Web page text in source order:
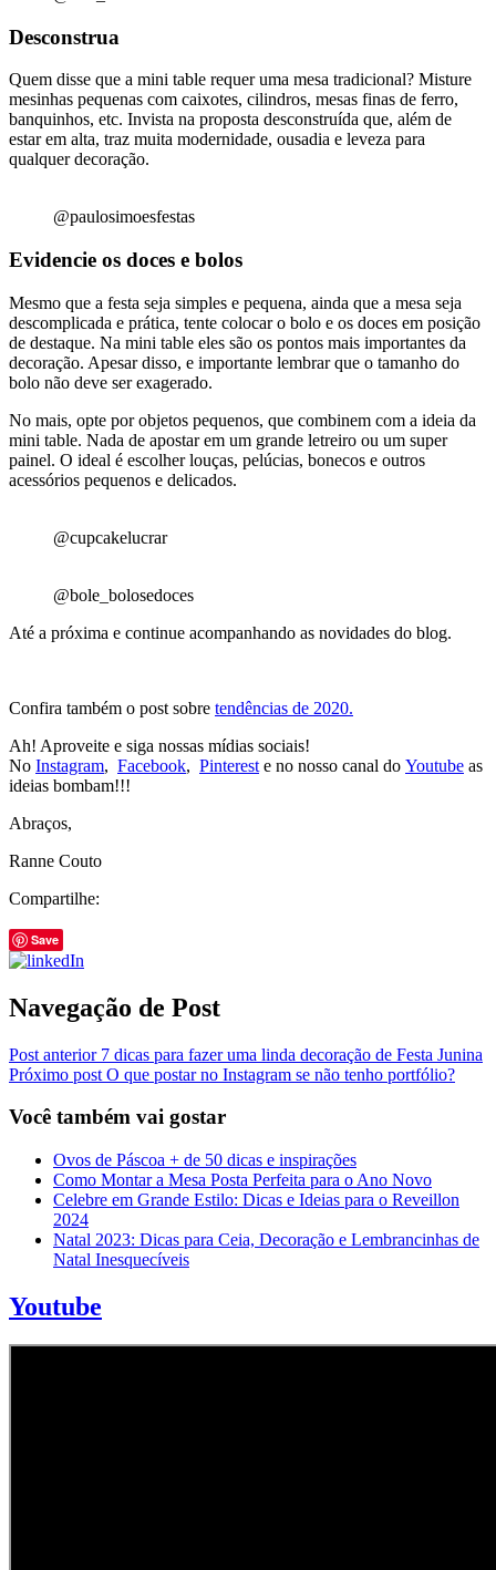
Desconstrua
Quem disse que a mini table requer uma mesa tradicional? Misture
mesinhas pequenas com caixotes, cilindros, mesas finas de ferro,
banquinhos, etc. Invista na proposta desconstruída que, além de
estar em alta, traz muita modernidade, ousadia e leveza para
qualquer decoração.
@paulosimoesfestas
Evidencie os doces e bolos
Mesmo que a festa seja simples e pequena, ainda que a mesa seja
descomplicada e prática, tente colocar o bolo e os doces em posição
de destaque. Na mini table eles são os pontos mais importantes da
decoração. Apesar disso, e importante lembrar que o tamanho do
bolo não deve ser exagerado.
No mais, opte por objetos pequenos, que combinem com a ideia da
mini table. Nada de apostar em um grande letreiro ou um super
painel. O ideal é escolher louças, pelúcias, bonecos e outros
acessórios pequenos e delicados.
@cupcakelucrar
@bole_bolosedoces
Até a próxima e continue acompanhando as novidades do blog.
Confira também o post sobre tendências de 2020.
Ah! Aproveite e siga nossas mídias sociais!
No Instagram, Facebook, Pinterest e no nosso canal do Youtube as
ideias bombam!!!
Abraços,
Ranne Couto
Compartilhe:
Save
Navegação de Post
Post anterior 7 dicas para fazer uma linda decoração de Festa Junina
Próximo post O que postar no Instagram se não tenho portfólio?
Você também vai gostar
Ovos de Páscoa + de 50 dicas e inspirações
Como Montar a Mesa Posta Perfeita para o Ano Novo
Celebre em Grande Estilo: Dicas e Ideias para o Reveillon
2024
Natal 2023: Dicas para Ceia, Decoração e Lembrancinhas de
Natal Inesquecíveis
Youtube